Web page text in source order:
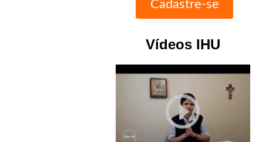
Vídeos IHU
play_circle_outline